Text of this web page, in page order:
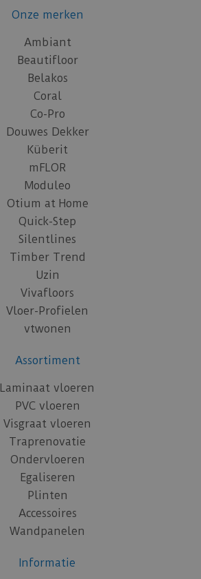
Onze merken
Ambiant
Beautifloor
Belakos
Coral
Co-Pro
Douwes Dekker
Küberit
mFLOR
Moduleo
Otium at Home
Quick-Step
Silentlines
Timber Trend
Uzin
Vivafloors
Vloer-Profielen
vtwonen
Assortiment
Laminaat vloeren
PVC vloeren
Visgraat vloeren
Traprenovatie
Ondervloeren
Egaliseren
Plinten
Accessoires
Wandpanelen
Informatie